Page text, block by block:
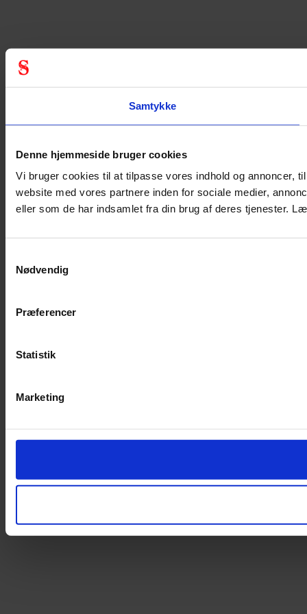
Samtykke
Denne hjemmeside bruger cookies
Vi bruger cookies til at tilpasse vores indhold og annoncer,
website med vores partnere inden for sociale medier,
eller som de har indsamlet fra din brug af deres tjenester.
Nødvendig
Præferencer
Statistik
Marketing